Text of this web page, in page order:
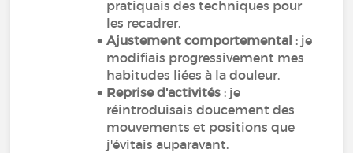
pratiquais des techniques pour
les recadrer.
Ajustement comportemental : je
modifiais progressivement mes
habitudes liées à la douleur.
Reprise d'activités : je
réintroduisais doucement des
mouvements et positions que
j'évitais auparavant.